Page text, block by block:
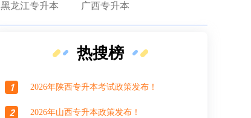
黑龙江专升本 广西专升本
热搜榜
1 2026年陕西专升本考试政策发布！
2 2026年山西专升本政策发布！